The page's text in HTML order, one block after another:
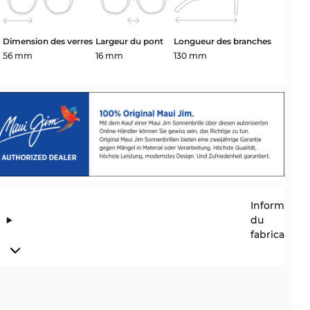
Dimension des verres
56 mm
Largeur du pont
16 mm
Longueur des branches
130 mm
du
fabricant